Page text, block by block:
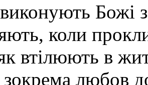
Божі
коли
втілюють в
зокрема любов